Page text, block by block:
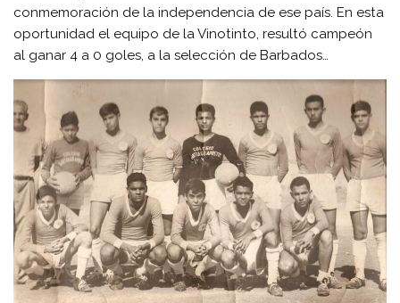
conmemoración de la independencia de ese país. En esta
oportunidad el equipo de la Vinotinto, resultó campeón
al ganar 4 a 0 goles, a la selección de Barbados…